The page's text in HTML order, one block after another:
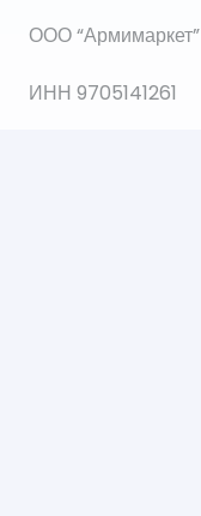
ООО “Армимаркет”
ИНН 9705141261